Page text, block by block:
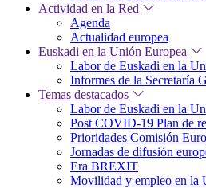
Actividad en la Red
Agenda
Actualidad europea
Euskadi en la Unión Europea
Labor de Euskadi en la
Informes de la Secretaría
Temas destacados
Labor de Euskadi en la
Post COVID-19 Plan de
Prioridades Comisión
Jornadas de difusión
Era BREXIT
Movilidad y empleo en la